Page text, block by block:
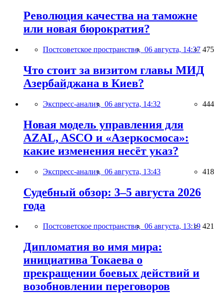
Революция качества на таможне
или новая бюрократия?
Постсоветское пространство, 06 августа, 14:37 475
Что стоит за визитом главы МИД
Азербайджана в Киев?
Экспресс-анализ, 06 августа, 14:32 444
Новая модель управления для
AZAL, ASCO и «Азеркосмоса»:
какие изменения несёт указ?
Экспресс-анализ, 06 августа, 13:43 418
Судебный обзор: 3–5 августа 2026
года
Постсоветское пространство, 06 августа, 13:19 421
Дипломатия во имя мира:
инициатива Токаева о
прекращении боевых действий и
возобновлении переговоров